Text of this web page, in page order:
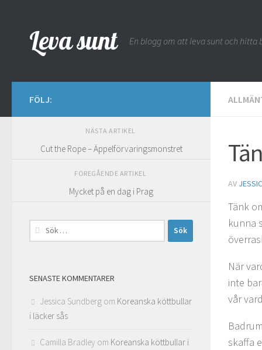
Leva sunt En blogg om att leva sunt och hitta
AV
Tänk
kunna
När
inte
vår
skaffa
FÖLJ:
NÄSTA ARTIKEL
Cut the Rope – Äppelförvaringsmonstret
FÖREGÅENDE ARTIKEL
Mycket på en dag i Prag
Sök
efter:
SENASTE KOMMENTARER
Jessica Sundberg om Koreanska köttbullar
i läcker sås
Camilla Bradley om Koreanska köttbullar i